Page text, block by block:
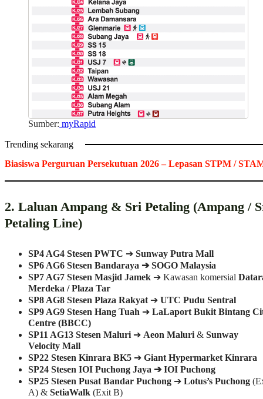
Sumber: myRapid
Trending sekarang
Biasiswa Perguruan Persekutuan 2026 – Lepasan STPM /
2. Laluan Ampang & Sri Petaling (Ampang /
Petaling Line)
SP4 AG4 Stesen PWTC ➔ Sunway Putra Mall
SP6 AG6 Stesen Bandaraya ➔ SOGO Malaysia
SP7 AG7 Stesen Masjid Jamek ➔ Kawasan komersial
Merdeka / Plaza Tar
SP8 AG8 Stesen Plaza Rakyat➔ UTC Pudu Sentral
SP9 AG9 Stesen Hang Tuah ➔ LaLaport Bukit Bintang
Centre (BBCC)
SP11 AG13 Stesen Maluri➔ Aeon Maluri& Sunway
Velocity Mall
SP22 Stesen Kinrara BK5 ➔ Giant Hypermarket Kinrara
SP24 Stesen IOI Puchong Jaya ➔ IOI Puchong
SP25 Stesen Pusat Bandar Puchong ➔ Lotus’s Puchong
A) & SetiaWalk (Exit B)